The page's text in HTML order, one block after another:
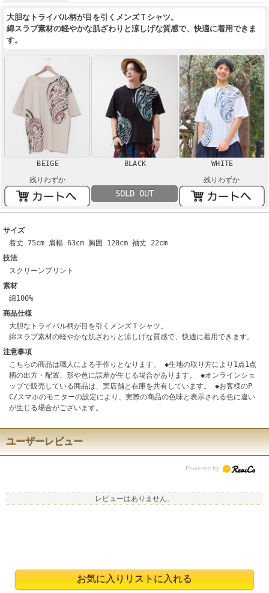
大胆なトライバル柄が目を引くメンズＴシャツ。
綿スラブ素材の軽やかな肌ざわりと涼しげな質感で、快適に着用できま
す。
BEIGE
残りわずか
BLACK
SOLD OUT
WHITE
残りわずか
サイズ
着丈 75cm 肩幅 63cm 胸囲 120cm 袖丈 22cm
技法
スクリーンプリント
素材
綿100%
商品仕様
大胆なトライバル柄が目を引くメンズＴシャツ。
綿スラブ素材の軽やかな肌ざわりと涼しげな質感で、快適に着用できます。
注意事項
こちらの商品は職人による手作りとなります。 ◆生地の取り方により1点1点
柄の出方・配置、形や色に誤差が生じる場合があります。 ◆オンラインショ
ップで販売している商品は、実店舗と在庫を共有しています。 ◆お客様のP
C/スマホのモニターの設定により、実際の商品の色味と表示される色に違い
が生じる場合がございます。
ユーザーレビュー
レビューはありません。